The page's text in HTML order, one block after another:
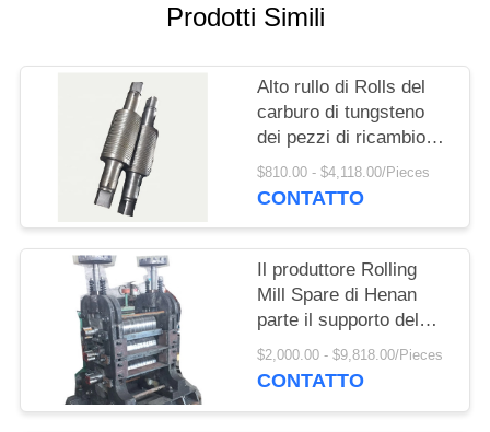
Prodotti Simili
Alto rullo di Rolls del
carburo di tungsteno
dei pezzi di ricambio
del mulino di
QualityRolling
$810.00 - $4,118.00/Pieces
CONTATTO
Il produttore Rolling
Mill Spare di Henan
parte il supporto del
laminatoio di alta
qualità
$2,000.00 - $9,818.00/Pieces
CONTATTO